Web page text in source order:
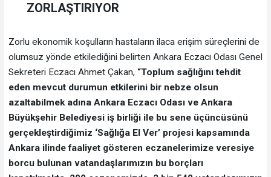
ZORLAŞTIRIYOR
Zorlu ekonomik koşulların hastaların ilaca erişim süreçlerini de
olumsuz yönde etkilediğini belirten Ankara Eczacı Odası Genel
Sekreteri Eczacı Ahmet Çakan, “Toplum sağlığını tehdit
eden mevcut durumun etkilerini bir nebze olsun
azaltabilmek adına Ankara Eczacı Odası ve Ankara
Büyükşehir Belediyesi iş birliği ile bu sene üçüncüsünü
gerçekleştirdiğimiz ‘Sağlığa El Ver’ projesi kapsamında
Ankara ilinde faaliyet gösteren eczanelerimize veresiye
borcu bulunan vatandaşlarımızın bu borçları